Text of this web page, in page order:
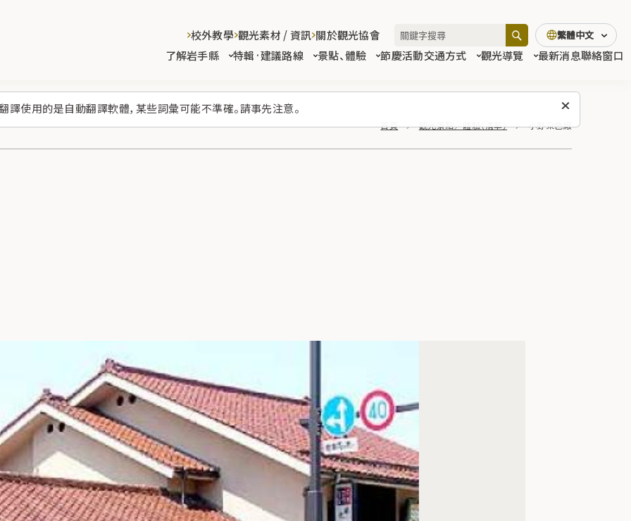
譯使用的是自動翻譯軟體，某些詞彙可能不準確。請事先注意。
了解岩手縣 特輯·建議路線 景點、體驗 節慶活動交通方式 觀光導覽 最新消息聯絡窗口
校外教學 觀光素材 / 資訊 關於觀光協會 繁體中文
首頁 觀光景點／體驗（清單） 小野染色廠